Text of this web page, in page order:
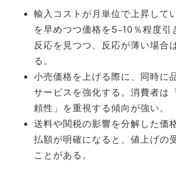
輸入コストが月単位で上昇して
を早めつつ価格を5–10％程度引
反応を見つつ、反応が薄い場合
る。
小売価格を上げる際に、同時に
サービスを強化する。消費者は
頼性」を重視する傾向が強い。
送料や関税の影響を分解した価
払額が明確になると、値上げの
ことがある。